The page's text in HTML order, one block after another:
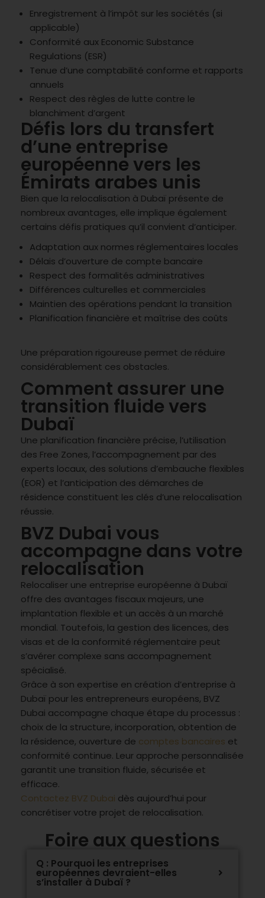
Enregistrement à l’impôt sur les sociétés (si
applicable)
Conformité aux Economic Substance
Regulations (ESR)
Tenue d’une comptabilité conforme et rapports
annuels
Respect des règles de lutte contre le
blanchiment d’argent
Défis lors du transfert
d’une entreprise
européenne vers les
Émirats arabes unis
Bien que la relocalisation à Dubaï présente de
nombreux avantages, elle implique également
certains défis pratiques qu’il convient d’anticiper.
Adaptation aux normes réglementaires locales
Délais d’ouverture de compte bancaire
Respect des formalités administratives
Différences culturelles et commerciales
Maintien des opérations pendant la transition
Planification financière et maîtrise des coûts
Une préparation rigoureuse permet de réduire
considérablement ces obstacles.
Comment assurer une
transition fluide vers
Dubaï
Une planification financière précise, l’utilisation
des Free Zones, l’accompagnement par des
experts locaux, des solutions d’embauche flexibles
(EOR) et l’anticipation des démarches de
résidence constituent les clés d’une relocalisation
réussie.
BVZ Dubai vous
accompagne dans votre
relocalisation
Relocaliser une entreprise européenne à Dubaï
offre des avantages fiscaux majeurs, une
implantation flexible et un accès à un marché
mondial. Toutefois, la gestion des licences, des
visas et de la conformité réglementaire peut
s’avérer complexe sans accompagnement
spécialisé.
Grâce à son expertise en création d’entreprise à
Dubaï pour les entrepreneurs européens, BVZ
Dubai accompagne chaque étape du processus :
choix de la structure, incorporation, obtention de
la résidence, ouverture de comptes bancaires et
conformité continue. Leur approche personnalisée
garantit une transition fluide, sécurisée et
efficace.
Contactez BVZ Dubai dès aujourd’hui pour
concrétiser votre projet de relocalisation.
Foire aux questions
Q : Pourquoi les entreprises
européennes devraient-elles
s’installer à Dubaï ?